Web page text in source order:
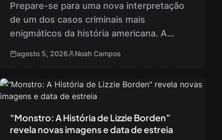
Prepare-se para uma nova interpretação
de um dos casos criminais mais
enigmáticos da história americana. A
produção de Monster: The Lizzie Borden
agosto 5, 2026 Noah Campos
“Monstro: A História de Lizzie Borden”
revela novas imagens e data de estreia